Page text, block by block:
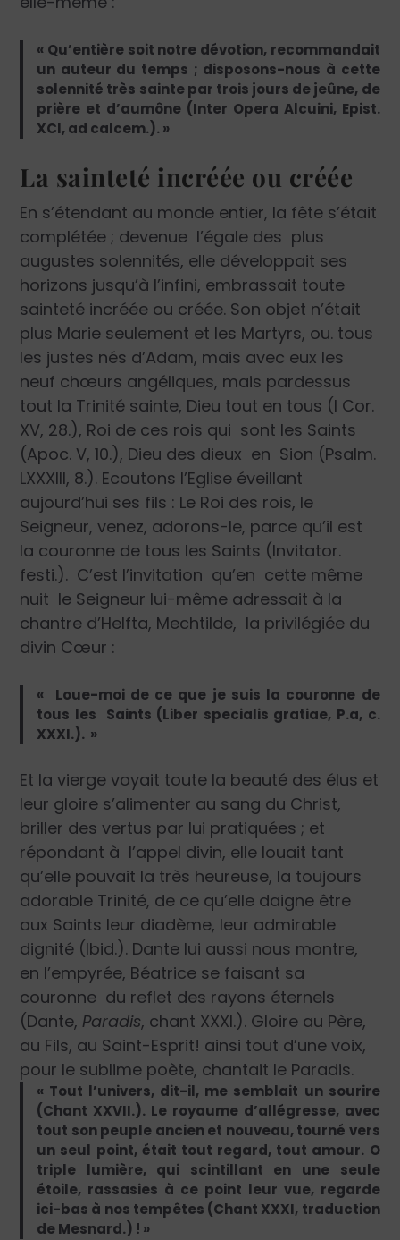
« Qu’entière soit notre dévotion, recommandait
un auteur du temps ; disposons-nous à cette
solennité très sainte par trois jours de jeûne, de
prière et d’aumône (Inter Opera Alcuini, Epist.
XCI, ad calcem.). »
La sainteté incréée ou créée
En s’étendant au monde entier, la fête s’était
complétée ; devenue l’égale des plus
augustes solennités, elle développait ses
horizons jusqu’à l’infini, embrassait toute
sainteté incréée ou créée. Son objet n’était
plus Marie seulement et les Martyrs, ou. tous
les justes nés d’Adam, mais avec eux les
neuf chœurs angéliques, mais pardessus
tout la Trinité sainte, Dieu tout en tous (I Cor.
XV, 28.), Roi de ces rois qui sont les Saints
(Apoc. V, 10.), Dieu des dieux en Sion (Psalm.
LXXXIII, 8.). Ecoutons l’Eglise éveillant
aujourd’hui ses fils : Le Roi des rois, le
Seigneur, venez, adorons-le, parce qu’il est
la couronne de tous les Saints (Invitator.
festi.). C’est l’invitation qu’en cette même
nuit le Seigneur lui-même adressait à la
chantre d’Helfta, Mechtilde, la privilégiée du
divin Cœur :
« Loue-moi de ce que je suis la couronne de
tous les Saints (Liber specialis gratiae, P.a, c.
XXXI.). »
Et la vierge voyait toute la beauté des élus et
leur gloire s’alimenter au sang du Christ,
briller des vertus par lui pratiquées ; et
répondant à l’appel divin, elle louait tant
qu’elle pouvait la très heureuse, la toujours
adorable Trinité, de ce qu’elle daigne être
aux Saints leur diadème, leur admirable
dignité (Ibid.). Dante lui aussi nous montre,
en l’empyrée, Béatrice se faisant sa
couronne du reflet des rayons éternels
(Dante, Paradis, chant XXXI.). Gloire au Père,
au Fils, au Saint-Esprit! ainsi tout d’une voix,
pour le sublime poète, chantait le Paradis.
« Tout l’univers, dit-il, me semblait un sourire
(Chant XXVII.). Le royaume d’allégresse, avec
tout son peuple ancien et nouveau, tourné vers
un seul point, était tout regard, tout amour. O
triple lumière, qui scintillant en une seule
étoile, rassasies à ce point leur vue, regarde
ici-bas à nos tempêtes (Chant XXXI, traduction
de Mesnard.) ! »